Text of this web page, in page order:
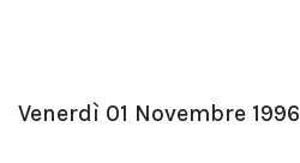
Venerdì 01 Novembre 1996